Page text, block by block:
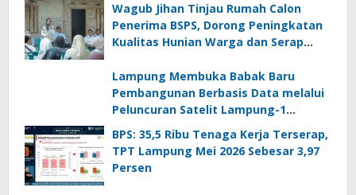
Wagub Jihan Tinjau Rumah Calon
Penerima BSPS, Dorong Peningkatan
Kualitas Hunian Warga dan Serap
Lampung Membuka Babak Baru
Pembangunan Berbasis Data melalui
Peluncuran Satelit Lampung-1
Berbasis AI
BPS: 35,5 Ribu Tenaga Kerja Terserap,
TPT Lampung Mei 2026 Sebesar 3,97
Persen